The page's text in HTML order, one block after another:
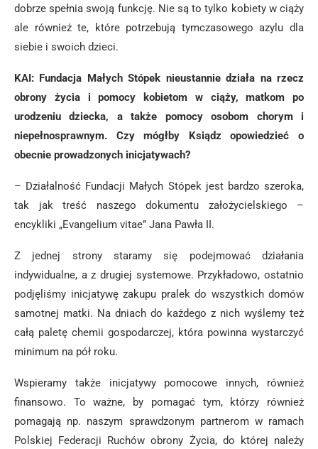
dobrze spełnia swoją funkcję. Nie są to tylko kobiety w ciąży
ale również te, które potrzebują tymczasowego azylu dla
siebie i swoich dzieci.
KAI: Fundacja Małych Stópek nieustannie działa na rzecz
obrony życia i pomocy kobietom w ciąży, matkom po
urodzeniu dziecka, a także pomocy osobom chorym i
niepełnosprawnym. Czy mógłby Ksiądz opowiedzieć o
obecnie prowadzonych inicjatywach?
– Działalność Fundacji Małych Stópek jest bardzo szeroka,
tak jak treść naszego dokumentu założycielskiego –
encykliki „Evangelium vitae” Jana Pawła II.
Z jednej strony staramy się podejmować działania
indywidualne, a z drugiej systemowe. Przykładowo, ostatnio
podjęliśmy inicjatywę zakupu pralek do wszystkich domów
samotnej matki. Na dniach do każdego z nich wyślemy też
całą paletę chemii gospodarczej, która powinna wystarczyć
minimum na pół roku.
Wspieramy także inicjatywy pomocowe innych, również
finansowo. To ważne, by pomagać tym, którzy również
pomagają np. naszym sprawdzonym partnerom w ramach
Polskiej Federacji Ruchów obrony Życia, do której należy